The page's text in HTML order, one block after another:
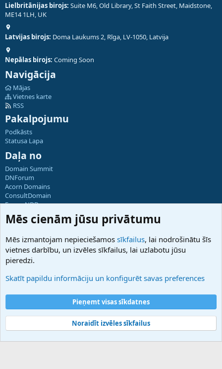
Lielbritānijas birojs: Suite M6, Old Library, St Faith Street, Maidstone,
ME14 1LH, UK
Latvijas birojs: Doma Laukums 2, Rīga, LV-1050, Latvija
Nepālas birojs: Coming Soon
Navigācija
Mājas
Vietnes karte
RSS
Pakalpojumu
Podkāsts
Statusa Lapa
Daļa no
Domain Summit
DNForum
Acorn Domains
ConsultDomain
ForumNDD
Domainforum.ro
27.be
Hostmaria
Atbalsts
Palīdzība
Noteikumi un nosacījumi
Privātuma politika
Community platform by XenForo® © 2010-2025 XenForo Ltd.
Mēs cienām jūsu privātumu
Mēs izmantojam nepieciešamos sīkfailus, lai nodrošinātu šīs
vietnes darbību, un izvēles sīkfailus, lai uzlabotu jūsu
pieredzi.
Skatīt papildu informāciju un konfigurēt savas preferences
Pieņemt visas sīkdatnes
Noraidīt izvēles sīkfailus